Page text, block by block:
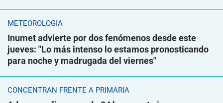
METEOROLOGÍA
Inumet advierte por dos fenómenos desde este
jueves: "Lo más intenso lo estamos pronosticando
para noche y madrugada del viernes"
CONCENTRAN FRENTE A PRIMARIA